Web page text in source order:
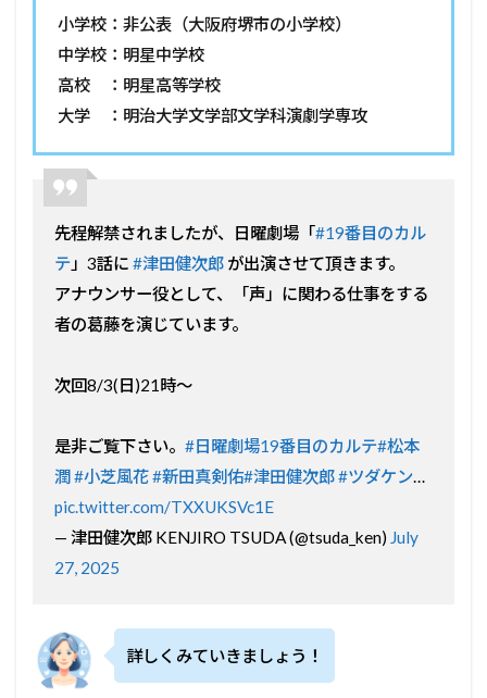
小学校：非公表（大阪府堺市の小学校）
中学校：明星中学校
高校 ：明星高等学校
大学 ：明治大学文学部文学科演劇学専攻
先程解禁されましたが、日曜劇場「#19番目のカル
テ 」3話に #津田健次郎 が出演させて頂きます。
アナウンサー役として、「声」に関わる仕事をする
者の葛藤を演じています。
次回8/3(日)21時〜
是非ご覧下さい。 #日曜劇場19番目のカルテ#松本
潤#小芝風花#新田真剣佑#津田健次郎#ツダケン…
pic.twitter.com/TXXUKSVc1E
— 津田健次郎 KENJIRO TSUDA (@tsuda_ken) July
27, 2025
詳しくみていきましょう！